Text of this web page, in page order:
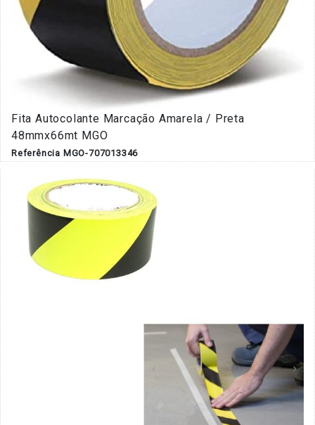
Fita Autocolante Marcação Amarela / Preta
48mmx66mt MGO
Referência MGO-707013346